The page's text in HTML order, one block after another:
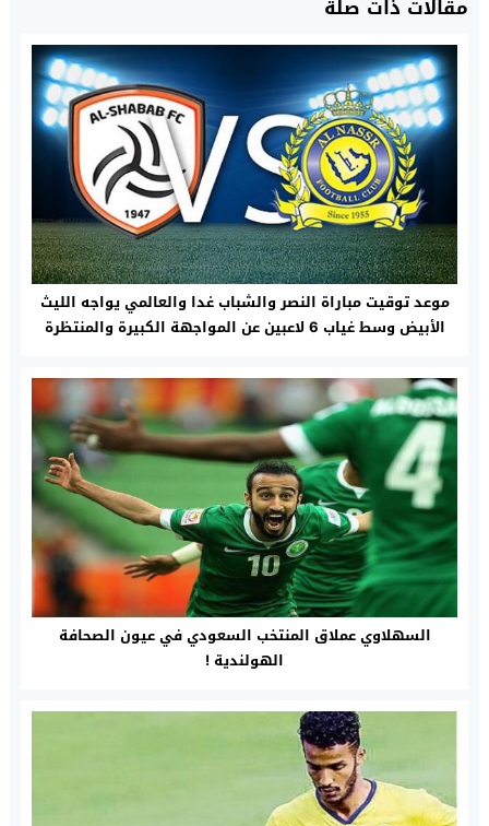
مقالات ذات صلة
موعد توقيت مباراة النصر والشباب غدا والعالمي يواجه الليث
الأبيض وسط غياب 6 لاعبين عن المواجهة الكبيرة والمنتظرة
السهلاوي عملاق المنتخب السعودي في عيون الصحافة
الهولندية !